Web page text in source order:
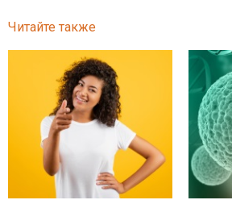
Читайте также